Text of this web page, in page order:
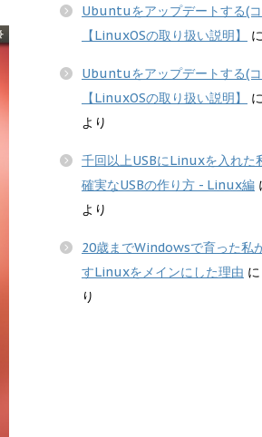
Ubuntuをアップデートする(
【LinuxOSの取り扱い説明】
に
Ubuntuをアップデートする(
【LinuxOSの取り扱い説明】
に
より
千回以上USBにLinuxを入れた
確実なUSBの作り方 - Linux編
より
20歳までWindowsで育った私
すLinuxをメインにした理由 に
り